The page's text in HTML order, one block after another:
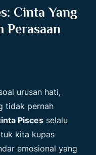
Cinta Yang
Perasaan
urusan hati,
tidak pernah
Pisces selalu
kita kupas
emosional yang